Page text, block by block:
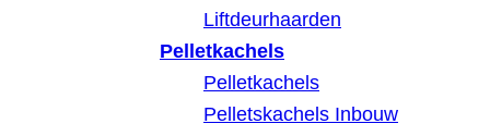
Liftdeurhaarden
Pelletkachels
Pelletkachels
Pelletskachels Inbouw